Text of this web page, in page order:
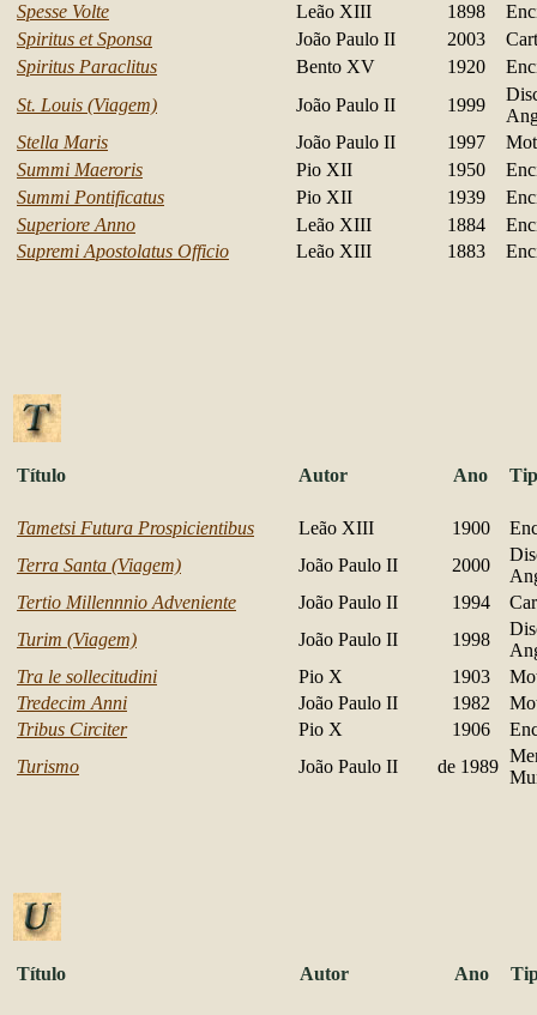
Spesse Volte
Leão XIII 1898
Spiritus et Sponsa
João Paulo II 2003
Spiritus Paraclitus
Bento XV 1920
St. Louis (Viagem)
João Paulo II 1999
Stella Maris
João Paulo II 1997
Summi Maeroris
Pio XII 1950
Summi Pontificatus
Pio XII 1939
Superiore Anno
Leão XIII 1884
Supremi Apostolatus Officio
Leão XIII 1883
Título Autor Ano
Tametsi Futura Prospicientibus Leão XIII 1900
Terra Santa (Viagem)
João Paulo II 2000
Tertio Millennnio Adveniente
João Paulo II 1994
Turim (Viagem)
João Paulo II 1998
Tra le sollecitudini
Pio X 1903
Tredecim Anni
João Paulo II 1982
Tribus Circiter
Pio X 1906
Turismo
João Paulo II de 1989
Título Autor Ano